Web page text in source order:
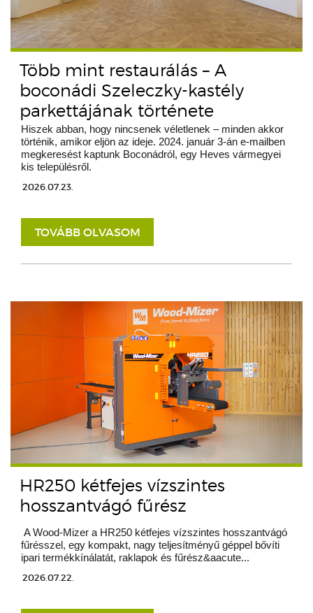
Több mint restaurálás – A
boconádi Szeleczky-kastély
parkettájának története
Hiszek abban, hogy nincsenek véletlenek – minden akkor
történik, amikor eljön az ideje. 2024. január 3-án e-mailben
megkeresést kaptunk Boconádról, egy Heves vármegyei
kis településről.
2026.07.23.
TOVÁBB OLVASOM
HR250 kétfejes vízszintes
hosszantvágó fűrész
A Wood-Mizer a HR250 kétfejes vízszintes hosszantvágó
fűrésszel, egy kompakt, nagy teljesítményű géppel bővíti
ipari termékkínálatát, raklapok és fűrész&aacute...
2026.07.22.